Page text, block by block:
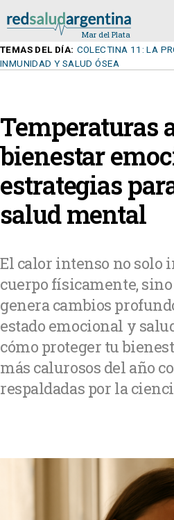
TEMAS DEL DÍA: COLECTINA 11: LA
INMUNIDAD Y SALUD ÓSEA
Temperaturas
bienestar
estrategias
salud mental
El calor intenso no solo
cuerpo físicamente,
genera cambios
estado emocional y
cómo proteger tu
más calurosos del año
respaldadas por la